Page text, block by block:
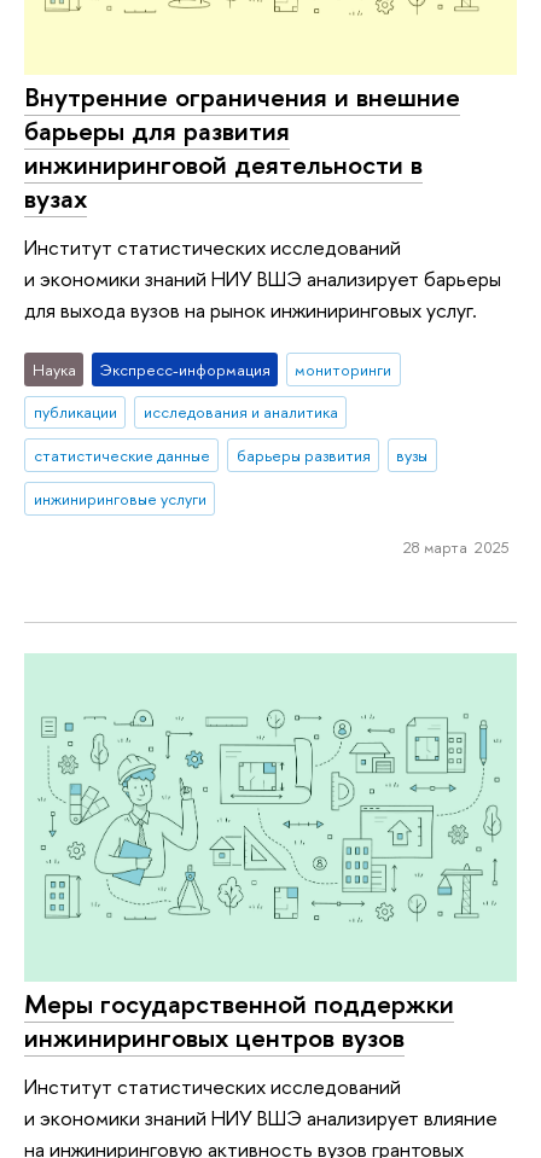
Внутренние ограничения и внешние
барьеры для развития
инжиниринговой деятельности в
вузах
Институт статистических исследований
и экономики знаний НИУ ВШЭ анализирует барьеры
для выхода вузов на рынок инжиниринговых услуг.
Наука Экспресс-информация
мониторинги
публикации
исследования и аналитика
статистические данные
барьеры развития
вузы
инжиниринговые услуги
28 марта 2025
Меры государственной поддержки
инжиниринговых центров вузов
Институт статистических исследований
и экономики знаний НИУ ВШЭ анализирует влияние
на инжиниринговую активность вузов грантовых